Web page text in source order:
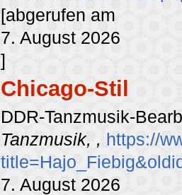
[abgerufen am
7. August 2026
]
Chicago-Stil
DDR-Tanzmusik-
Tanzmusik, , https://
7. August 2026